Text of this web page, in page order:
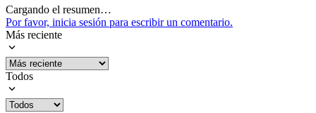
Cargando el resumen…
Por favor, inicia sesión para escribir un comentario.
Más reciente
Todos